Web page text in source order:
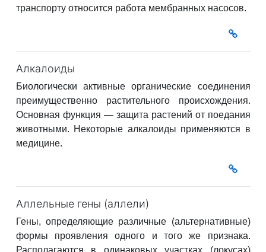
транспорту относится работа мембранных насосов.
Алкалоиды
Биологически активные органические соединения
преимущественно растительного происхождения.
Основная функция — защита растений от поедания
животными. Некоторые алкалоиды применяются в
медицине.
Аллельные гены (аллели)
Гены, определяющие различные (альтернативные)
формы проявления одного и того же признака.